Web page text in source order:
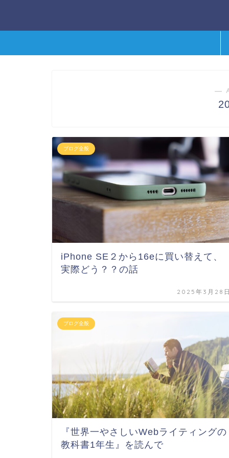
―
ブログ全般
iPhone SE２から16eに買い替えて、
実際どう？？の話
2025年3月28日
ブログ全般
『世界一やさしいWebライティングの
教科書1年生』を読んで